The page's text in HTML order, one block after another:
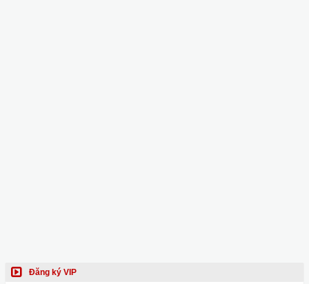
Đăng ký VIP